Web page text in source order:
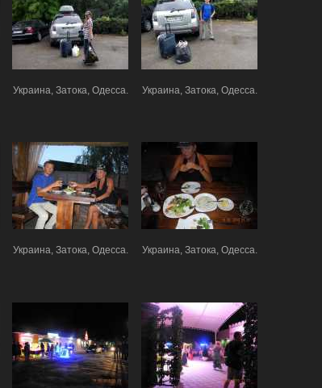
Украина, Затока, Одесса. Украина, Затока, Одесса.
Украина, Затока, Одесса. Украина, Затока, Одесса.